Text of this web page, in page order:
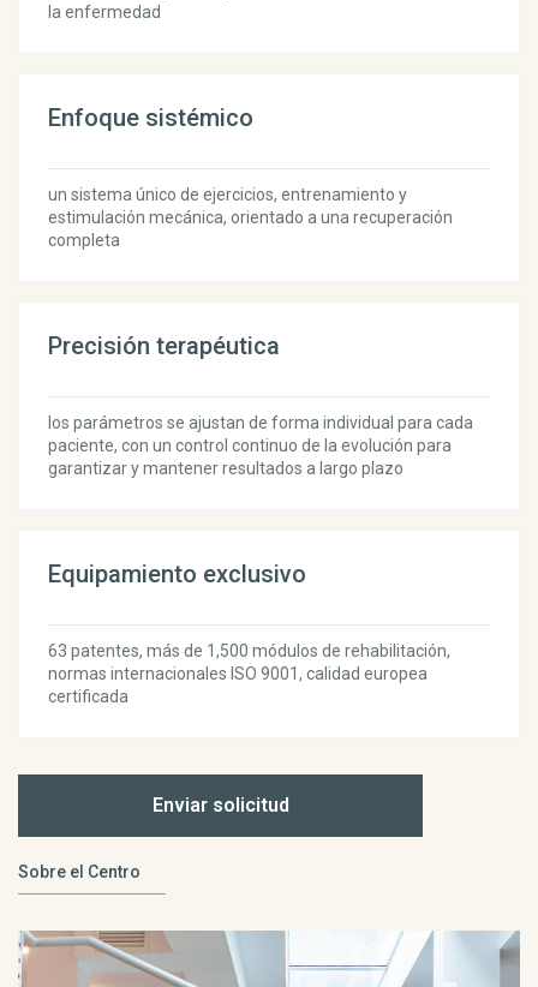
la enfermedad
Enfoque sistémico
un sistema único de ejercicios, entrenamiento y
estimulación mecánica, orientado a una recuperación
completa
Precisión terapéutica
los parámetros se ajustan de forma individual para cada
paciente, con un control continuo de la evolución para
garantizar y mantener resultados a largo plazo
Equipamiento exclusivo
63 patentes, más de 1,500 módulos de rehabilitación,
normas internacionales ISO 9001, calidad europea
certificada
Enviar solicitud
Sobre el Centro